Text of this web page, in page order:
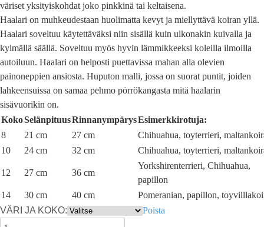
väriset yksityiskohdat joko pinkkinä tai keltaisena.
Haalari on muhkeudestaan huolimatta kevyt ja miellyttävä koiran yllä.
Haalari soveltuu käytettäväksi niin sisällä kuin ulkonakin kuivalla ja
kylmällä säällä. Soveltuu myös hyvin lämmikkeeksi koleilla ilmoilla
autoiluun. Haalari on helposti puettavissa mahan alla olevien
painoneppien ansiosta. Huputon malli, jossa on suorat puntit, joiden
lahkeensuissa on samaa pehmo pörrökangasta mitä haalarin
sisävuorikin on.
KokoSelänpituusRinnanympärysEsimerkkirotuja:
8
21 cm 27 cm
Chihuahua, toyterrieri,
10
24 cm 32 cm Chihuahua, toyterrieri,
12 27 cm 36 cm
Yorkshirenterrieri, Chihuahua,
papillon
14
30 cm 40 cm
Pomeranian, papillon,
VÄRI JA KOKO:
Poista